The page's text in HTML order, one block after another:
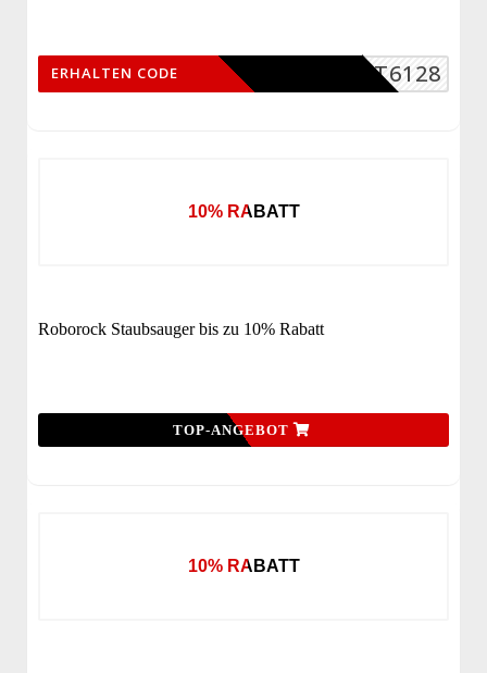
10T6128
ERHALTEN CODE
10% RABATT
Roborock Staubsauger bis zu 10% Rabatt
TOP-ANGEBOT
10% RABATT